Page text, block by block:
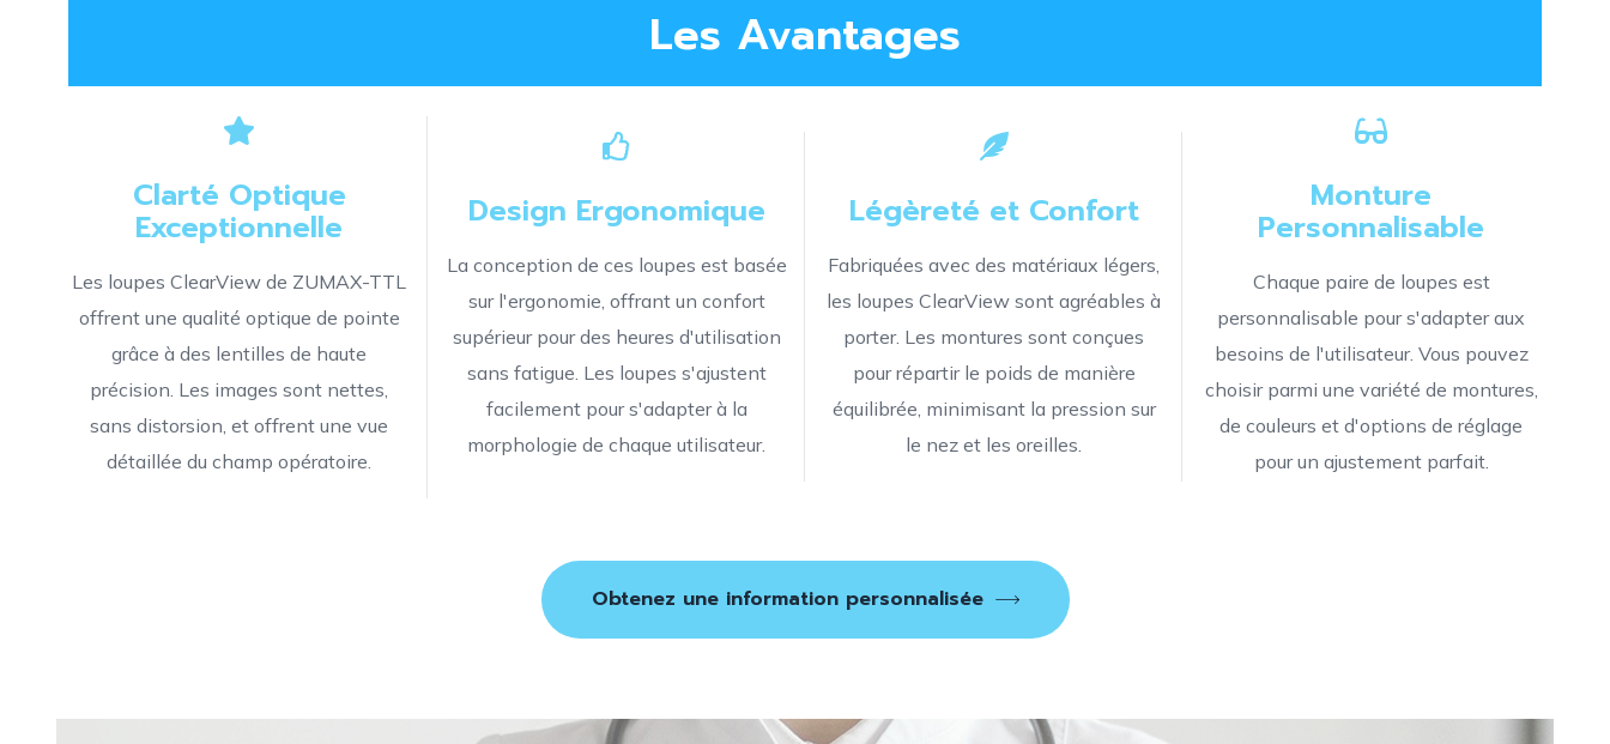
Les Avantages
Clarté Optique
Exceptionnelle
Les loupes ClearView de ZUMAX-TTL
offrent une qualité optique de pointe
grâce à des lentilles de haute
précision. Les images sont nettes,
sans distorsion, et offrent une vue
détaillée du champ opératoire.
Design Ergonomique
La conception de ces loupes est basée
sur l'ergonomie, offrant un confort
supérieur pour des heures d'utilisation
sans fatigue. Les loupes s'ajustent
facilement pour s'adapter à la
morphologie de chaque utilisateur.
Légèreté et Confort
Fabriquées avec des matériaux légers,
les loupes ClearView sont agréables à
porter. Les montures sont conçues
pour répartir le poids de manière
équilibrée, minimisant la pression sur
le nez et les oreilles.
Monture
Personnalisable
Chaque paire de loupes est
personnalisable pour s'adapter aux
besoins de l'utilisateur. Vous pouvez
choisir parmi une variété de montures,
de couleurs et d'options de réglage
pour un ajustement parfait.
Obtenez une information personnalisée